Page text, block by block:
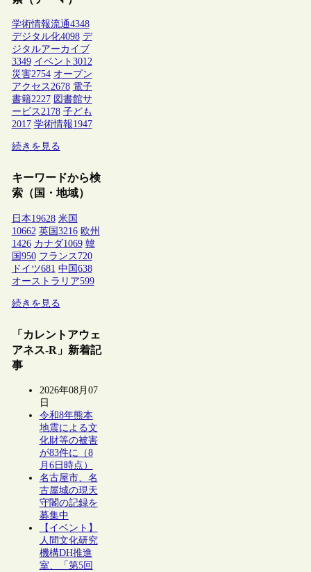
学術情報流通4348
デジタル化4098 デ
ジタルアーカイブ
3349 イベント 3012
災害2754 オープン
アクセス2678 電子
書籍2227 図書館サ
ービス2178 子ども
2017 学術情報1947
続きを見る
キーワードから検
索（国・地域）
日本19628 米国
10662 英国3216 欧州
1426 カナダ1069 韓
国950 フランス 720
ドイツ681 中国638
オーストラリア599
続きを見る
「カレントアウェ
アネス-R」新着記
事
2026年08月07
日
令和8年熊本
地震による文
化財等の被害
が83件に（8
月6日時点）
名古屋市、名
古屋城の現天
守閣の記録を
募集中
【イベント】
人間文化研究
機構DH推進
室、「第5回